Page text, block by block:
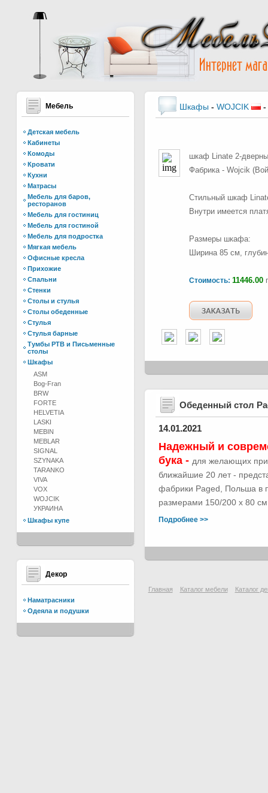
Мебель
Детская мебель
Кабинеты
Комоды
Кровати
Кухни
Матрасы
Мебель для баров,
ресторанов
Мебель для гостиниц
Мебель для гостиной
Мебель для подростка
Мягкая мебель
Офисные кресла
Прихожие
Спальни
Стенки
Столы и стулья
Столы обеденные
Стулья
Стулья барные
Тумбы РТВ и Письменные
столы
Шкафы
ASM
Bog-Fran
BRW
FORTE
HELVETIA
LASKI
MEBIN
MEBLAR
SIGNAL
SZYNAKA
TARANKO
VIVA
VOX
WOJCIK
УКРАИНА
Шкафы купе
Декор
Наматрасники
Одеяла и подушки
Шкафы - WOJCIK -
шкаф Linate 2-
Фабрика - Wojcik
Стильный шкаф
Внутри имеется
Размеры шкафа:
Ширина 85 см,
Стоимость: 11446.00
Обеденный стол
14.01.2021
Надежный и
бука - для желающих
ближайшие 20 лет -
фабрики Paged, Польша в
размерами 150/200 х 80
Подробнее >>
Главная Каталог мебели Каталог